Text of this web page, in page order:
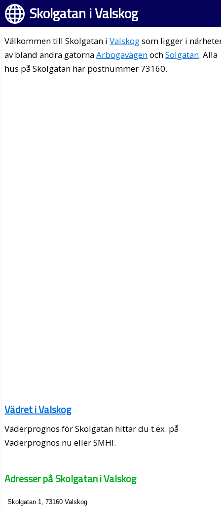
Skolgatan i Valskog
Välkommen till Skolgatan iValskogsom ligger i
av bland andra gatornaArbogavägenochSolgatan. Alla
hus på Skolgatan har postnummer 73160.
Vädret i Valskog
Väderprognos för Skolgatan hittar du t.ex. på
Väderprognos.nu eller SMHI.
Adresser på Skolgatan i Valskog
Skolgatan 1, 73160 Valskog